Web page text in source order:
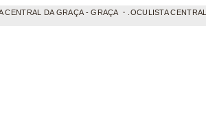
DA GRAÇA - GRAÇA ・.OCULISTA